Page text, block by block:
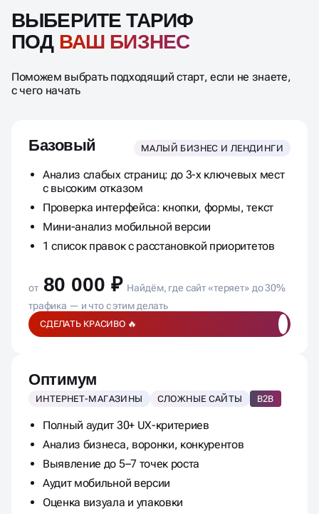
ВЫБЕРИТЕ ТАРИФ
ПОД ВАШ БИЗНЕС
Поможем выбрать подходящий старт, если не знаете,
с чего начать
Базовый МАЛЫЙ БИЗНЕС И ЛЕНДИНГИ
Анализ слабых страниц: до 3-х ключевых мест
с высоким отказом
Проверка интерфейса: кнопки, формы, текст
Мини-анализ мобильной версии
1 список правок с расстановкой приоритетов
от 80 000 ₽ Найдём, где сайт «теряет» до 30%
трафика — и что с этим делать
СДЕЛАТЬ КРАСИВО 🔥
Оптимум
ИНТЕРНЕТ-МАГАЗИНЫ СЛОЖНЫЕ САЙТЫ B2B
Полный аудит 30+ UX-критериев
Анализ бизнеса, воронки, конкурентов
Выявление до 5–7 точек роста
Аудит мобильной версии
Оценка визуала и упаковки